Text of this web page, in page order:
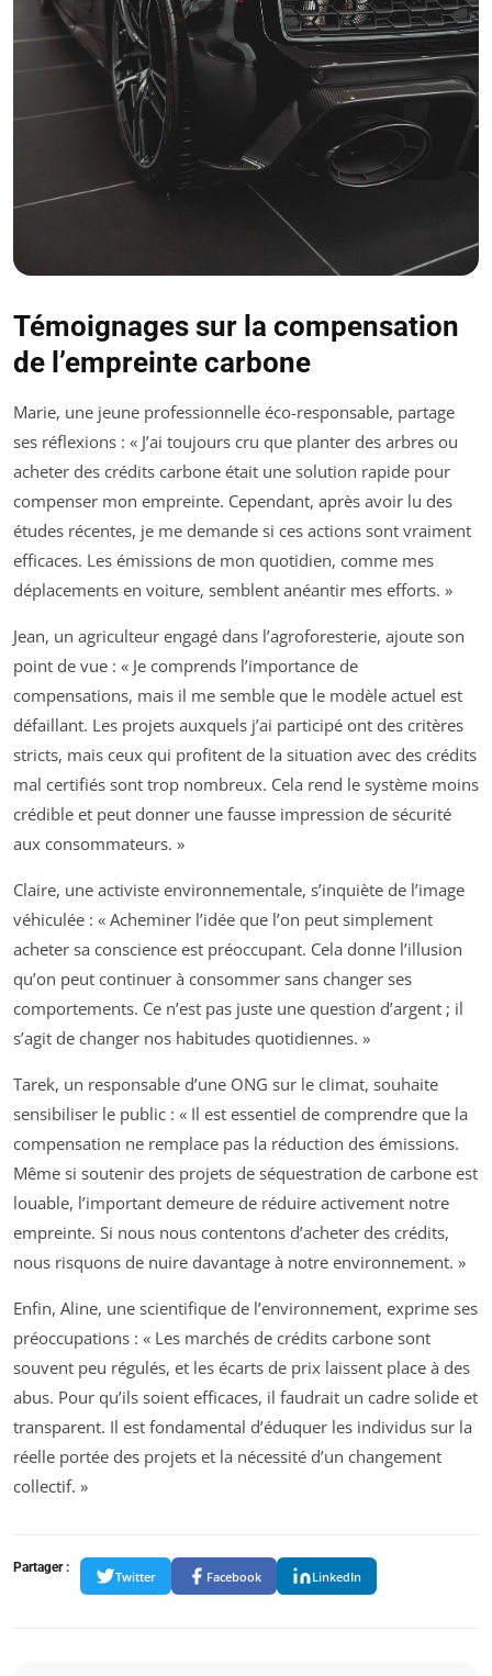
Témoignages sur la compensation
de l’empreinte carbone
Marie, une jeune professionnelle éco-responsable, partage
ses réflexions : « J’ai toujours cru que planter des arbres ou
acheter des crédits carbone était une solution rapide pour
compenser mon empreinte. Cependant, après avoir lu des
études récentes, je me demande si ces actions sont vraiment
efficaces. Les émissions de mon quotidien, comme mes
déplacements en voiture, semblent anéantir mes efforts. »
Jean, un agriculteur engagé dans l’agroforesterie, ajoute son
point de vue : « Je comprends l’importance de
compensations, mais il me semble que le modèle actuel est
défaillant. Les projets auxquels j’ai participé ont des critères
stricts, mais ceux qui profitent de la situation avec des crédits
mal certifiés sont trop nombreux. Cela rend le système moins
crédible et peut donner une fausse impression de sécurité
aux consommateurs. »
Claire, une activiste environnementale, s’inquiète de l’image
véhiculée : « Acheminer l’idée que l’on peut simplement
acheter sa conscience est préoccupant. Cela donne l’illusion
qu’on peut continuer à consommer sans changer ses
comportements. Ce n’est pas juste une question d’argent ; il
s’agit de changer nos habitudes quotidiennes. »
Tarek, un responsable d’une ONG sur le climat, souhaite
sensibiliser le public : « Il est essentiel de comprendre que la
compensation ne remplace pas la réduction des émissions.
Même si soutenir des projets de séquestration de carbone est
louable, l’important demeure de réduire activement notre
empreinte. Si nous nous contentons d’acheter des crédits,
nous risquons de nuire davantage à notre environnement. »
Enfin, Aline, une scientifique de l’environnement, exprime ses
préoccupations : « Les marchés de crédits carbone sont
souvent peu régulés, et les écarts de prix laissent place à des
abus. Pour qu’ils soient efficaces, il faudrait un cadre solide et
transparent. Il est fondamental d’éduquer les individus sur la
réelle portée des projets et la nécessité d’un changement
collectif. »
Partager :
Twitter Facebook LinkedIn